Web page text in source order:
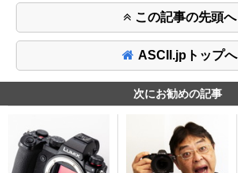
この記事の先頭へ
ASCII.jpトップへ
次にお勧めの記事